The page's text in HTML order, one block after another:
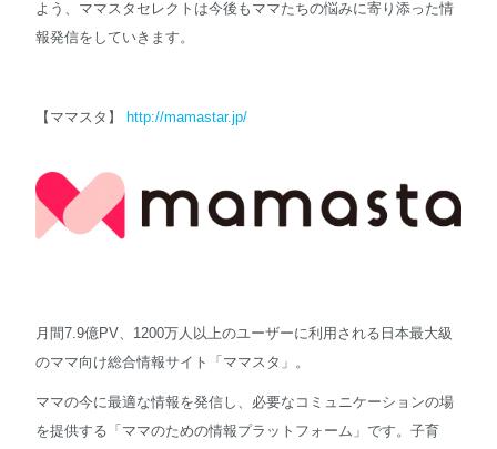
よう、ママスタセレクトは今後もママたちの悩みに寄り添った情
報発信をしていきます。
【ママスタ】 http://mamastar.jp/
月間7.9億PV、1200万人以上のユーザーに利用される日本最大級
のママ向け総合情報サイト「ママスタ」。
ママの今に最適な情報を発信し、必要なコミュニケーションの場
を提供する「ママのための情報プラットフォーム」です。子育